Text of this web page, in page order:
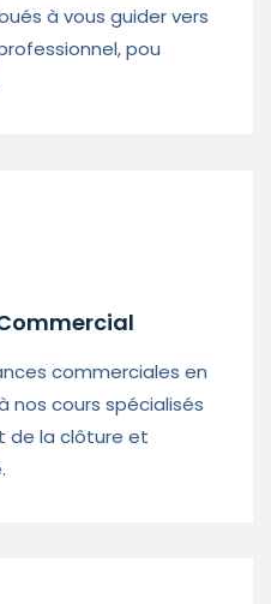
à vous guider vers
pou
commerciales en
nos cours spécialisés
de la clôture et